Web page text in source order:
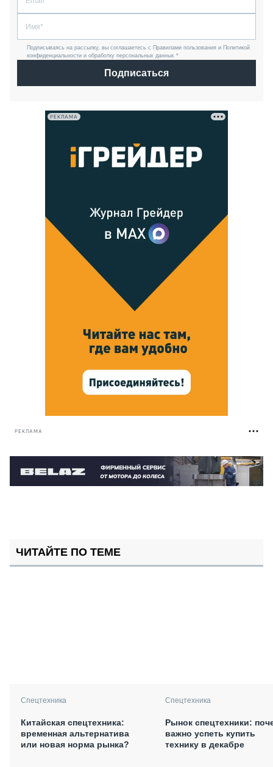
Подписываясь на рассылку, вы соглашаетесь с Правилами пользования и Политикой
конфиденциальности и обработку персональных данных *
Подписаться
РЕКЛАМА
РЕКЛАМА
ЧИТАЙТЕ ПО ТЕМЕ
Спецтехника
Китайская спецтехника:
временная альтернатива
или новая норма рынка?
Спецтехника
Рынок спецтехники:
важно успеть купить
технику в декабре